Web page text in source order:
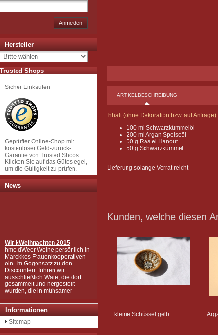
ARTIKELBESCHREIBUNG
Inhalt (ohne Dekoration bzw. auf Anfrage):
100 ml Schwarzkümmelöl
200 ml Argan Speiseöl
50 g Ras el Hanout
50 g Schwarzkümmel
Lieferung solange Vorrat reicht
Kunden, welche diesen
kleine Schüssel gelb
Anmelden
Hersteller
Trusted Shops
Sicher Einkaufen
Geprüfter Online-Shop mit
kostenloser Geld-zurück-
Garantie von Trusted Shops.
Klicken Sie auf das Gütesiegel,
um die Gültigkeit zu prüfen.
News
hme dWeer Weine persönlich in
Marokkos Frauenkooperativen
ein. Im Gegensatz zu den
Discountern führen wir
ausschließlich Ware, die dort
gesammelt und hergestellt
wurden, die in mühsamer
Handarbeit zu den wertvollen
bei uns kaufen können.
Wir sind zudem von der EU als
Importeur zugelassen und
unterliegen der Kontrolle nach
Informationen
Sitemap